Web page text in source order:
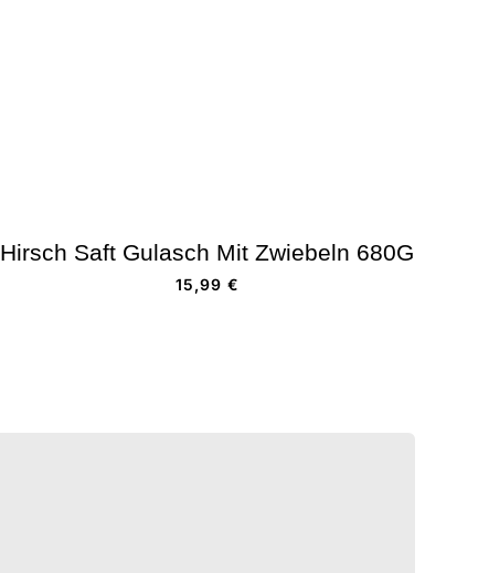
Hirsch Saft Gulasch Mit Zwiebeln 680G
15,99 €